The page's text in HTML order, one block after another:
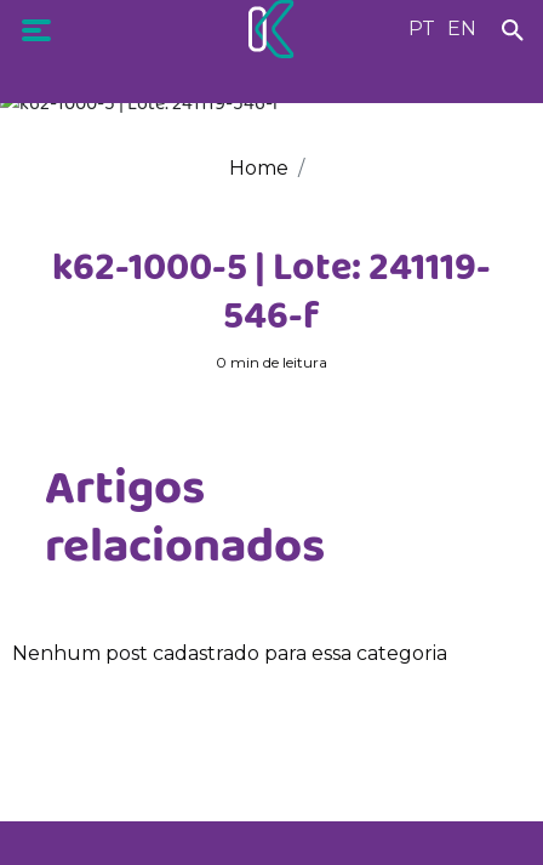
PT EN
Home
k62-1000-5 | Lote: 241119-
546-f
0 min de leitura
Artigos
relacionados
Nenhum post cadastrado para essa categoria